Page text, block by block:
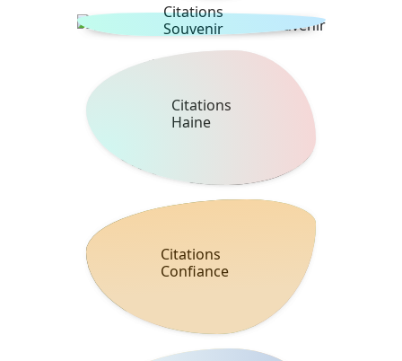
Citations
Souvenir
Citations
Haine
Citations
Confiance